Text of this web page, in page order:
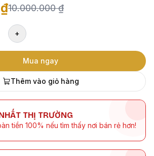
10.000.000 ₫
+
Mua ngay
Thêm vào giỏ hàng
THỊ TRƯỜNG
tiền 100% nếu tìm thấy nơi bán rẻ hơn!